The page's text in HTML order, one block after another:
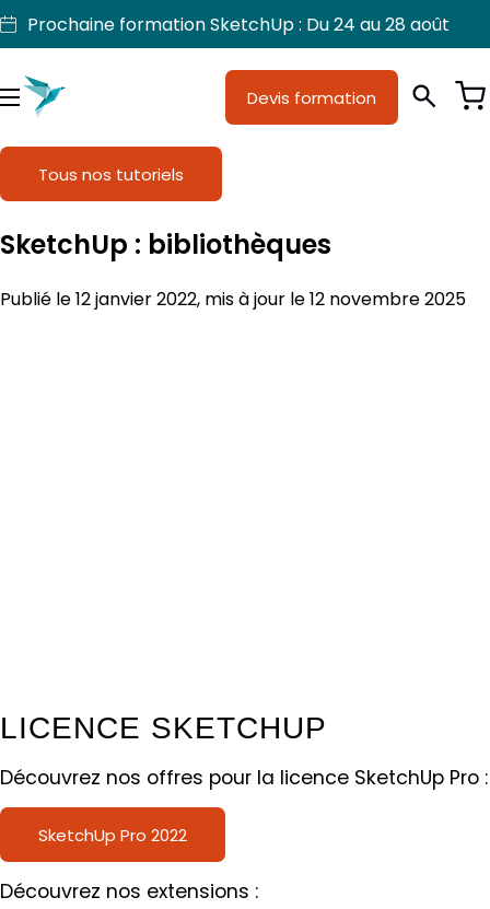
Aller
au
contenu
Prochaine formation SketchUp : Du 24 au 28 août
MenuJe suis
Licences SketchUp
Nos produits
Support
Devis formation
Tous nos tutoriels
SketchUp : bibliothèques
Publié le 12 janvier 2022, mis à jour le 12 novembre 2025
LICENCE SKETCHUP
Découvrez nos offres pour la licence SketchUp Pro :
SketchUp Pro 2022
Découvrez nos extensions :